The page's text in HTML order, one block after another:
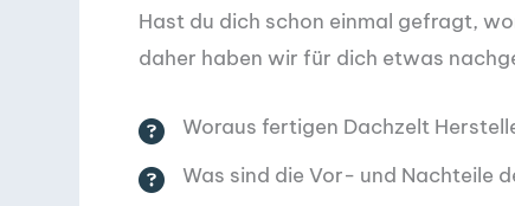
Hast du dich schon einmal gefragt,
daher haben wir für dich etwas
Woraus fertigen Dachzelt
Was sind die Vor- und Nachteile